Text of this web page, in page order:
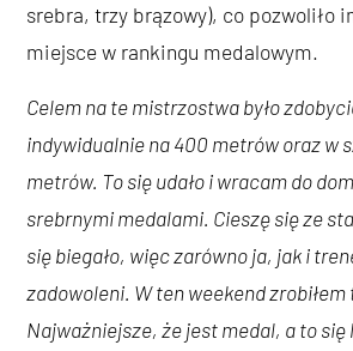
srebra, trzy brązowy), co pozwoliło
miejsce w rankingu medalowym.
Celem na te mistrzostwa było
indywidualnie na 400 metrów oraz w
metrów. To się udało i wracam do
srebrnymi medalami. Cieszę się ze
się biegało, więc zarówno ja, jak i
zadowoleni. W ten weekend zrobiłem
Najważniejsze, że jest medal, a to się